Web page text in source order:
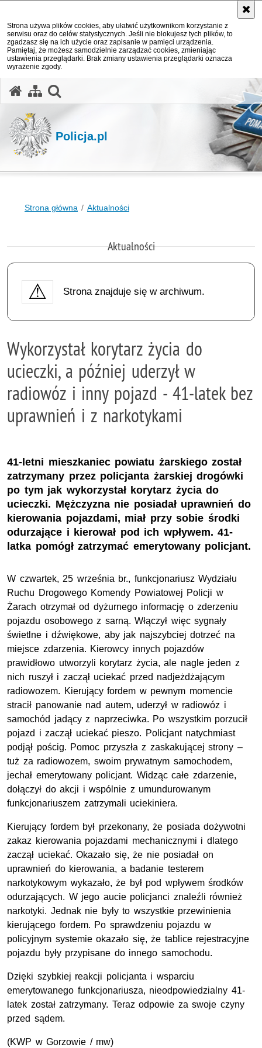
Strona używa plików cookies, aby ułatwić użytkownikom korzystanie z
serwisu oraz do celów statystycznych. Jeśli nie blokujesz tych plików, to
zgadzasz się na ich użycie oraz zapisanie w pamięci urządzenia.
Pamiętaj, że możesz samodzielnie zarządzać cookies, zmieniając
ustawienia przeglądarki. Brak zmiany ustawienia przeglądarki oznacza
wyrażenie zgody.
Policja.pl
Strona główna Aktualności
Aktualności
Strona znajduje się w archiwum.
Wykorzystał korytarz życia do
ucieczki, a później uderzył w
radiowóz i inny pojazd - 41-latek bez
uprawnień i z narkotykami
41-letni mieszkaniec powiatu żarskiego został
zatrzymany przez policjanta żarskiej drogówki
po tym jak wykorzystał korytarz życia do
ucieczki. Mężczyzna nie posiadał uprawnień do
kierowania pojazdami, miał przy sobie środki
odurzające i kierował pod ich wpływem. 41-
latka pomógł zatrzymać emerytowany policjant.
W czwartek, 25 września br., funkcjonariusz Wydziału
Ruchu Drogowego Komendy Powiatowej Policji w
Żarach otrzymał od dyżurnego informację o zderzeniu
pojazdu osobowego z sarną. Włączył więc sygnały
świetlne i dźwiękowe, aby jak najszybciej dotrzeć na
miejsce zdarzenia. Kierowcy innych pojazdów
prawidłowo utworzyli korytarz życia, ale nagle jeden z
nich ruszył i zaczął uciekać przed nadjeżdżającym
radiowozem. Kierujący fordem w pewnym momencie
stracił panowanie nad autem, uderzył w radiowóz i
samochód jadący z naprzeciwka. Po wszystkim porzucił
pojazd i zaczął uciekać pieszo. Policjant natychmiast
podjął pościg. Pomoc przyszła z zaskakującej strony –
tuż za radiowozem, swoim prywatnym samochodem,
jechał emerytowany policjant. Widząc całe zdarzenie,
dołączył do akcji i wspólnie z umundurowanym
funkcjonariuszem zatrzymali uciekiniera.
Kierujący fordem był przekonany, że posiada dożywotni
zakaz kierowania pojazdami mechanicznymi i dlatego
zaczął uciekać. Okazało się, że nie posiadał on
uprawnień do kierowania, a badanie testerem
narkotykowym wykazało, że był pod wpływem środków
odurzających. W jego aucie policjanci znaleźli również
narkotyki. Jednak nie były to wszystkie przewinienia
kierującego fordem. Po sprawdzeniu pojazdu w
policyjnym systemie okazało się, że tablice rejestracyjne
pojazdu były przypisane do innego samochodu.
Dzięki szybkiej reakcji policjanta i wsparciu
emerytowanego funkcjonariusza, nieodpowiedzialny 41-
latek został zatrzymany. Teraz odpowie za swoje czyny
przed sądem.
(KWP w Gorzowie / mw)